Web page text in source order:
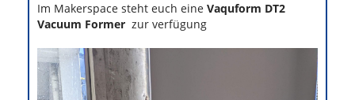
Im Makerspace steht euch eine Vaquform DT2
Vacuum Former zur verfügung